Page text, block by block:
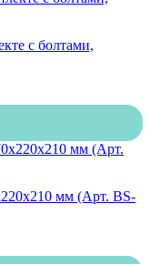
с болтами,
мм (Арт. BS-